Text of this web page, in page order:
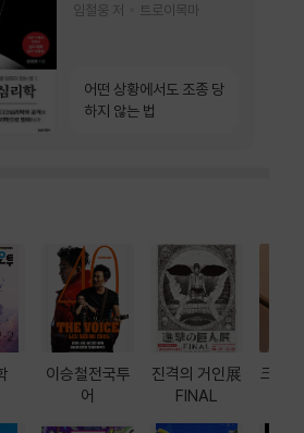
임철웅 저 트로이목마
어떤 상황에서도 조종 당
하지 않는 법
이승철전국투
어
진격의 거인展
FINAL
크레마